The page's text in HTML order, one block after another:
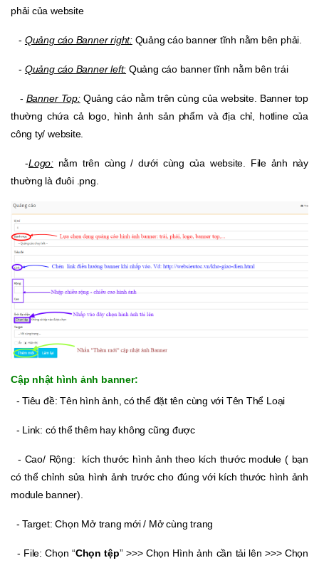
phải của website
- Quảng cáo Banner right:Quảng cáo banner tĩnh nằm bên phải.
- Quảng cáo Banner left: Quảng cáo banner tĩnh nằm bên trái
- Banner Top:Quảng cáo nằm trên cùng của website. Banner top
thường chứa cả logo, hình ảnh sản phẩm và địa chỉ, hotline của
công ty/ website.
-Logo:nằm trên cùng / dưới cùng của website. File ảnh này
thường là đuôi .png.
Cập nhật hình ảnh banner:
- Tiêu đề: Tên hình ảnh, có thể đặt tên cùng với Tên Thể Loại
- Link: có thể thêm hay không cũng được
- Cao/ Rộng: kích thước hình ảnh theo kích thước module ( bạn
có thể chỉnh sửa hình ảnh trước cho đúng với kích thước hình ảnh
module banner).
- Target: Chọn Mở trang mới / Mở cùng trang
- File: Chọn “Chọn tệp” >>> Chọn Hình ảnh cần tải lên >>> Chọn